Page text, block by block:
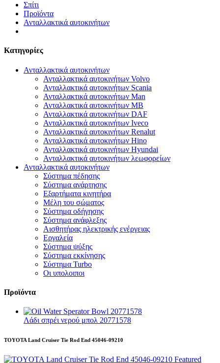
Σπίτι
Προϊόντα
Ανταλλακτικά αυτοκινήτων
Κατηγορίες
Ανταλλακτικά αυτοκινήτων
Ανταλλακτικά αυτοκινήτων Volvo
Ανταλλακτικά αυτοκινήτων Scania
Ανταλλακτικά αυτοκινήτων Man
Ανταλλακτικά αυτοκινήτων MB
Ανταλλακτικά αυτοκινήτων DAF
Ανταλλακτικά αυτοκινήτων Iveco
Ανταλλακτικά αυτοκινήτων Renalut
Ανταλλακτικά αυτοκινήτων Hino
Ανταλλακτικά αυτοκινήτων Hyundai
Ανταλλακτικά αυτοκινήτων λεωφορείων
Ανταλλακτικά αυτοκινήτων
Σύστημα πέδησης
Σύστημα ανάρτησης
Εξαρτήματα κινητήρα
Μέλη του σώματος
Σύστημα οδήγησης
Σύστημα ανάφλεξης
Αισθητήρας ηλεκτρικής ενέργειας
Εργαλεία
Σύστημα ψύξης
Σύστημα εκκίνησης
Σύστημα Turbo
Οι υπολοιποι
Προϊόντα
Λάδι σπρέι νερού μπολ 20771578
TOYOTA Land Cruiser Tie Rod End 45046-09210